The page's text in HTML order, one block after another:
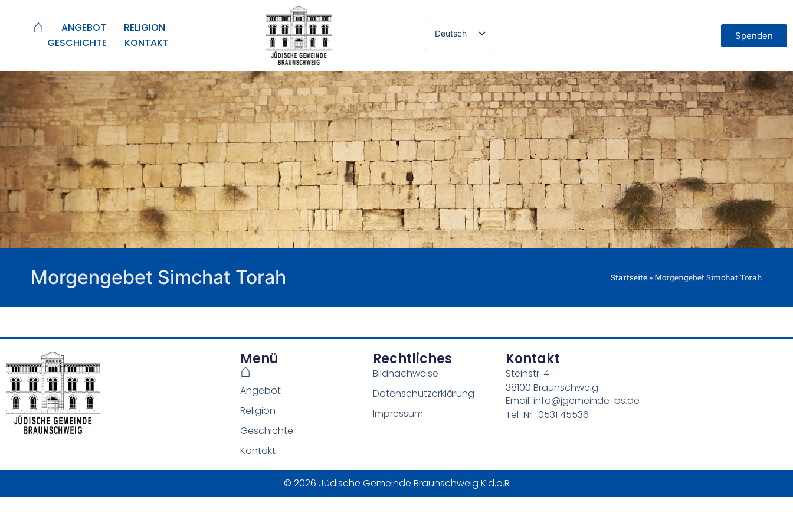
⌂ ANGEBOT
RELIGION
GESCHICHTE
KONTAKT
Deutsch
Русский
Spenden
Morgengebet Simchat Torah Startseite »Morgengebet Simchat Torah
Menü
⌂
Angebot
Religion
Geschichte
Kontakt
Rechtliches
Bildnachweise
Datenschutzerklärung
Impressum
Kontakt
Steinstr. 4
38100 Braunschweig
Email: info@jgemeinde-bs.de
Tel-Nr.: 0531 45536
© 2026 Jüdische Gemeinde Braunschweig K.d.ö.R